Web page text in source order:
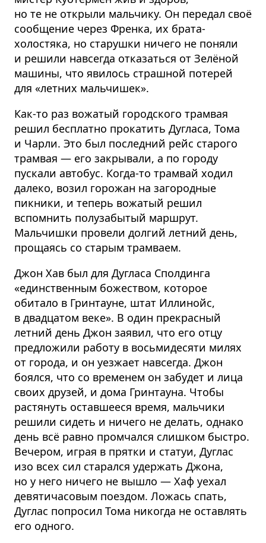
но те не открыли мальчику. Он передал своё
сообщение через Френка, их брата-
холостяка, но старушки ничего не поняли
и решили навсегда отказаться от Зелёной
машины, что явилось страшной потерей
для «летних мальчишек».
Как-то раз вожатый городского трамвая
решил бесплатно прокатить Дугласа, Тома
и Чарли. Это был последний рейс старого
трамвая — его закрывали, а по городу
пускали автобус. Когда-то трамвай ходил
далеко, возил горожан на загородные
пикники, и теперь вожатый решил
вспомнить полузабытый маршрут.
Мальчишки провели долгий летний день,
прощаясь со старым трамваем.
Джон Хав был для Дугласа Сполдинга
«единственным божеством, которое
обитало в Гринтауне, штат Иллинойс,
в двадцатом веке». В один прекрасный
летний день Джон заявил, что его отцу
предложили работу в восьмидесяти милях
от города, и он уезжает навсегда. Джон
боялся, что со временем он забудет и лица
своих друзей, и дома Гринтауна. Чтобы
растянуть оставшееся время, мальчики
решили сидеть и ничего не делать, однако
день всё равно промчался слишком быстро.
Вечером, играя в прятки и статуи, Дуглас
изо всех сил старался удержать Джона,
но у него ничего не вышло — Хаф уехал
девятичасовым поездом. Ложась спать,
Дуглас попросил Тома никогда не оставлять
его одного.